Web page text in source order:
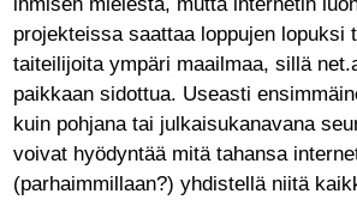
projekteissa saattaa loppujen lopuksi
taiteilijoita ympäri maailmaa, sillä
paikkaan sidottua. Useasti
kuin pohjana tai julkaisukanavana
voivat hyödyntää mitä tahansa
(parhaimmillaan?) yhdistellä niitä